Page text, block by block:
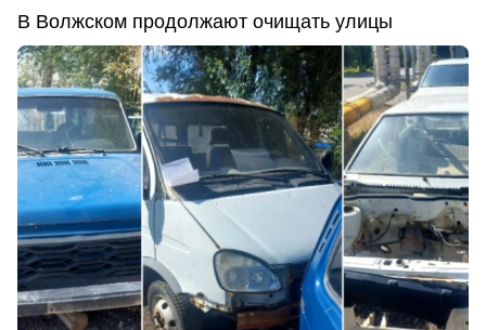
В Волжском продолжают очищать улицы